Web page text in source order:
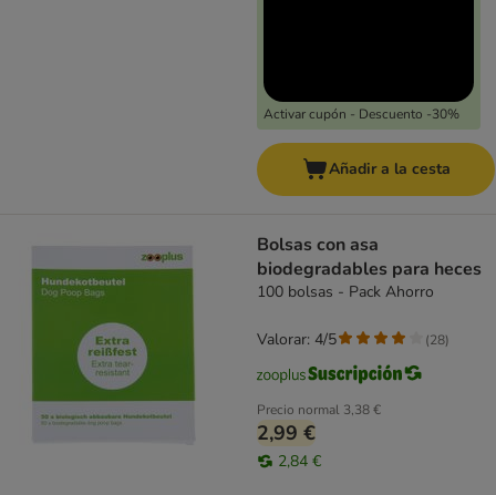
Activar cupón - Descuento -30%
Añadir a la cesta
Bolsas con asa
biodegradables para heces
100 bolsas - Pack Ahorro
Precio normal 3,38 €
2,99 €
2,84 €
Valorar: 4/5 (28)